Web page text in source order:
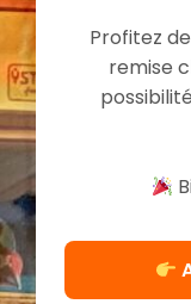
Profitez
remise